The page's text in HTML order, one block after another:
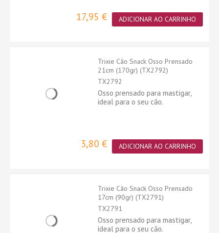
17,95 € ADICIONAR AO CARRINHO
Trixie Cão Snack Osso Prensado
21cm (170gr) (TX2792)
TX2792
Osso prensado para mastigar,
ideal para o seu cão.
3,80 € ADICIONAR AO CARRINHO
Trixie Cão Snack Osso Prensado
17cm (90gr) (TX2791)
TX2791
Osso prensado para mastigar,
ideal para o seu cão.